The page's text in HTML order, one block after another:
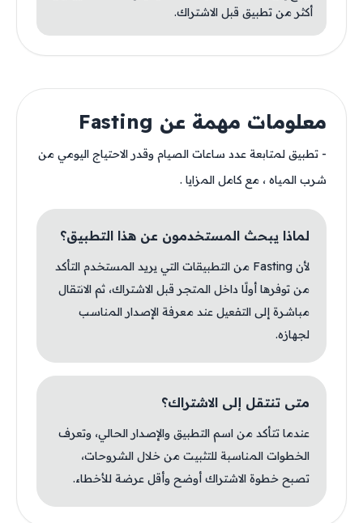
أكثر من تطبيق قبل الاشتراك.
معلومات مهمة عن Fasting
- تطبيق لمتابعة عدد ساعات الصيام وقدر الاحتياج اليومي من
شرب المياه ، مع كامل المزايا .
لماذا يبحث المستخدمون عن هذا التطبيق؟
لأن Fasting من التطبيقات التي يريد المستخدم التأكد
من توفرها أولًا داخل المتجر قبل الاشتراك، ثم الانتقال
مباشرة إلى التفعيل عند معرفة الإصدار المناسب
لجهازه.
متى تنتقل إلى الاشتراك؟
عندما تتأكد من اسم التطبيق والإصدار الحالي، وتعرف
الخطوات المناسبة للتثبيت من خلال الشروحات،
تصبح خطوة الاشتراك أوضح وأقل عرضة للأخطاء.